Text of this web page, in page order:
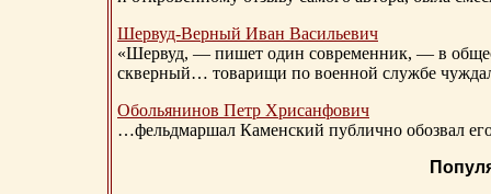
Шервуд-Верный Иван Васильевич
«Шервуд, — пишет один современник, — в
скверный… товарищи по военной службе
Обольянинов Петр Хрисанфович
…фельдмаршал Каменский публично обозвал